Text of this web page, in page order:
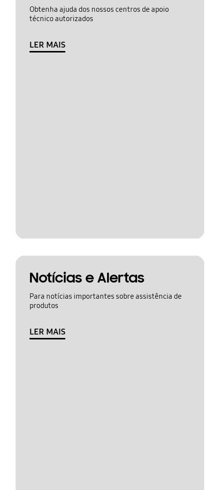
Obtenha ajuda dos nossos centros de apoio
técnico autorizados
LER MAIS
Notícias e Alertas
Para notícias importantes sobre assistência de
produtos
LER MAIS